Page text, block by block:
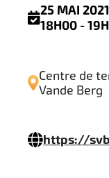
25 MAI 2021
18H00 -
Centre de
Vande Berg
https://